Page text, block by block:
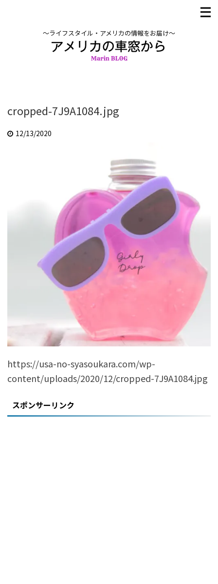
〜ライフスタイル・アメリカの情報をお届け〜
cropped-7J9A1084.jpg
12/13/2020
https://usa-no-syasoukara.com/wp-
content/uploads/2020/12/cropped-7J9A1084.jpg
スポンサーリンク